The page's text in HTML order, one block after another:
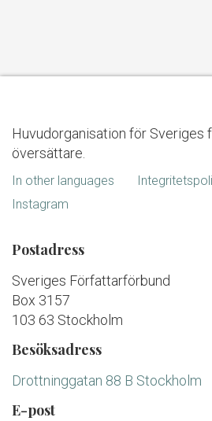
Huvudorganisation för Sveriges
översättare.
In other languages
Instagram
Postadress
Sveriges Författarförbund
Box 3157
103 63 Stockholm
Besöksadress
Drottninggatan 88 B Stockholm
E-post